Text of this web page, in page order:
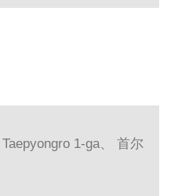
1-ga、 首尔